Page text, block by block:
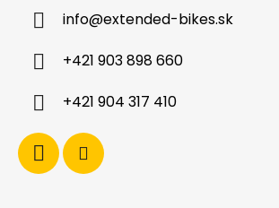
info@extended-bikes.sk
+421 903 898 660
+421 904 317 410